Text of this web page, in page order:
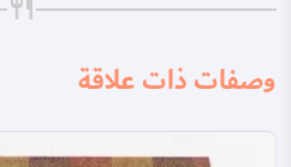
وصفات ذات علاقة